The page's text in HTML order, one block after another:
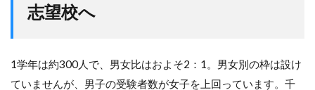
志望校へ
1学年は約300人で、男女比はおよそ2：1。男女別の枠は設け
ていませんが、男子の受験者数が女子を上回っています。千